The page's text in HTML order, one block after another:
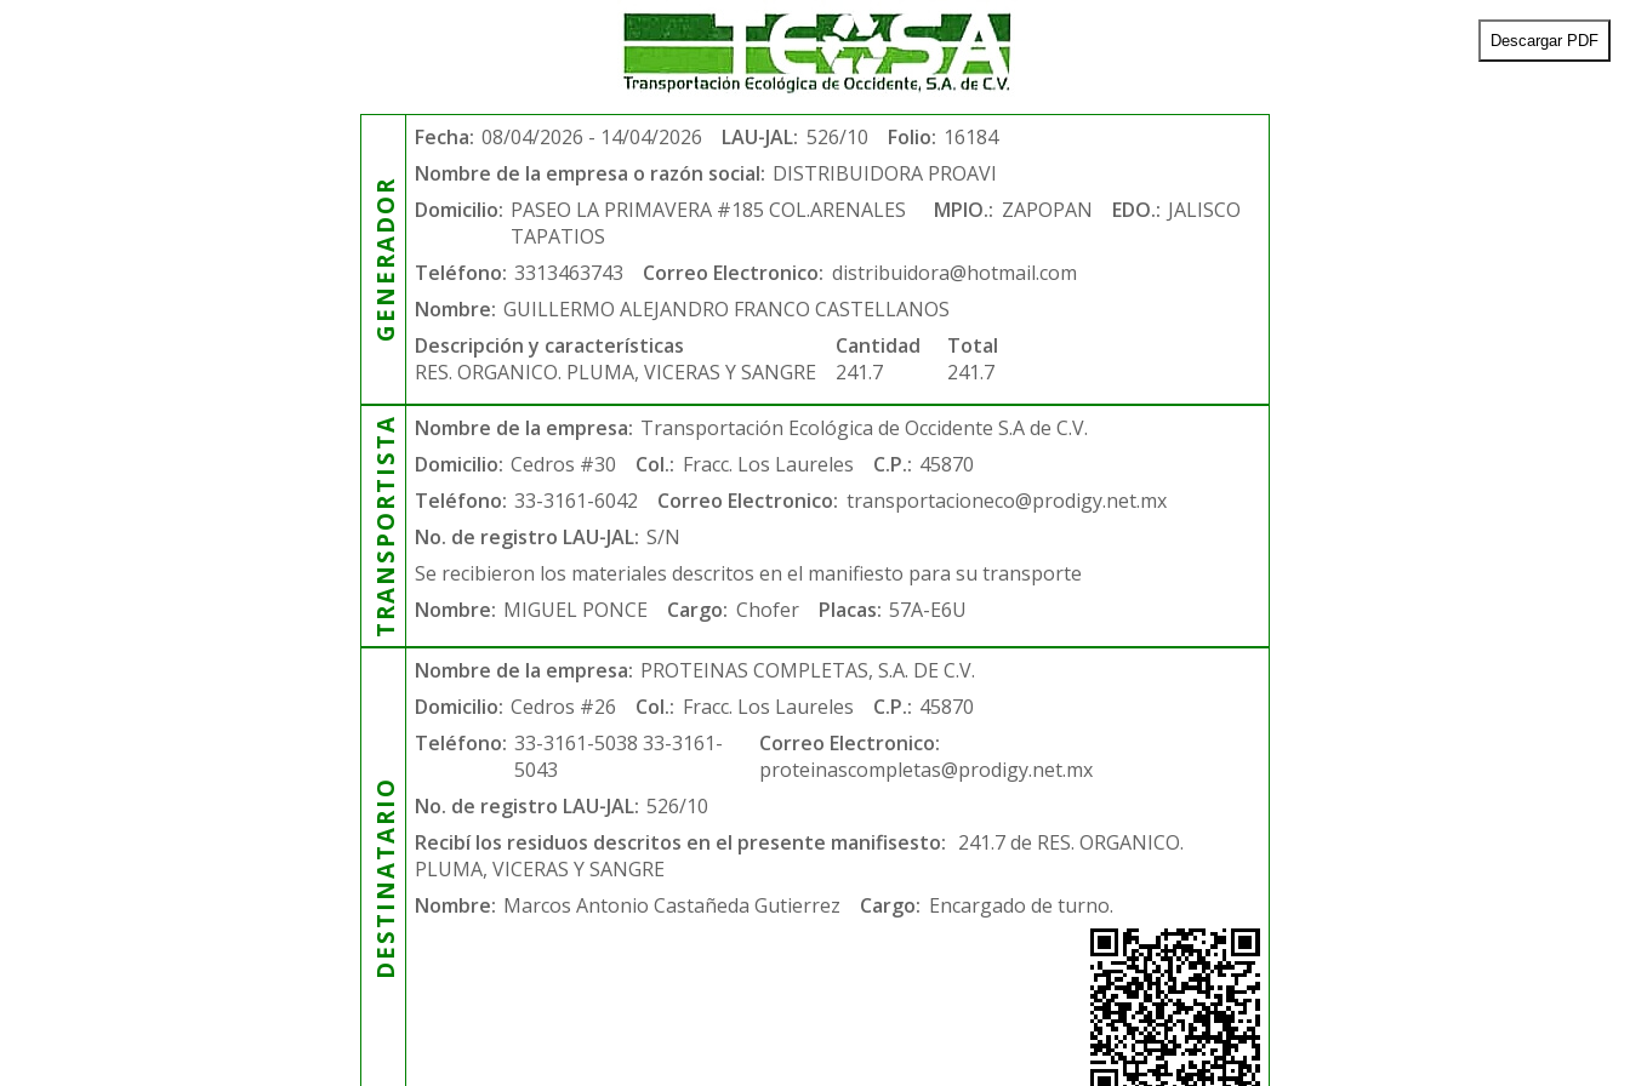
Descargar PDF
GENERADOR
Fecha: 08/04/2026 - 14/04/2026 LAU-JAL: 526/10 Folio: 16184
Nombre de la empresa o razón social: DISTRIBUIDORA PROAVI
Domicilio: PASEO LA PRIMAVERA #185 COL.ARENALES
TAPATIOS
MPIO.: ZAPOPAN EDO.: JALISCO
Teléfono: 3313463743 Correo Electronico: distribuidora@hotmail.com
Nombre: GUILLERMO ALEJANDRO FRANCO CASTELLANOS
Descripción y características
RES. ORGANICO. PLUMA, VICERAS Y SANGRE
Cantidad
241.7
Total
241.7
TRANSPORTISTA Nombre de la empresa: Transportación Ecológica de Occidente S.A de C.V.
Domicilio: Cedros #30 Col.: Fracc. Los Laureles C.P.: 45870
Teléfono: 33-3161-6042 Correo Electronico: transportacioneco@prodigy.net.mx
No. de registro LAU-JAL: S/N
Se recibieron los materiales descritos en el manifiesto para su transporte
Nombre: MIGUEL PONCE Cargo: Chofer Placas: 57A-E6U
DESTINATARIO
Nombre de la empresa: PROTEINAS COMPLETAS, S.A. DE C.V.
Domicilio: Cedros #26 Col.: Fracc. Los Laureles C.P.: 45870
Teléfono: 33-3161-5038 33-3161-
5043
Correo Electronico:
proteinascompletas@prodigy.net.mx
No. de registro LAU-JAL: 526/10
Recibí los residuos descritos en el presente manifisesto: 241.7 de RES. ORGANICO.
PLUMA, VICERAS Y SANGRE
Nombre: Marcos Antonio Castañeda Gutierrez Cargo: Encargado de turno.